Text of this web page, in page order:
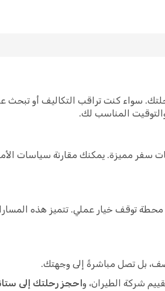
سواء كنت تراقب التكاليف أو
المناسب لك.
سفر مميزة. يمكنك مقارنة سياسات
توقف خيار عملي. تتميز هذه
بل تصل مباشرةً إلى وجهتك.
شركة الطيران، واحجز رحلتك إلى